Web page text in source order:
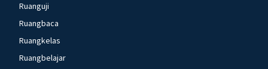
Ruanguji
Ruangbaca
Ruangkelas
Ruangbelajar